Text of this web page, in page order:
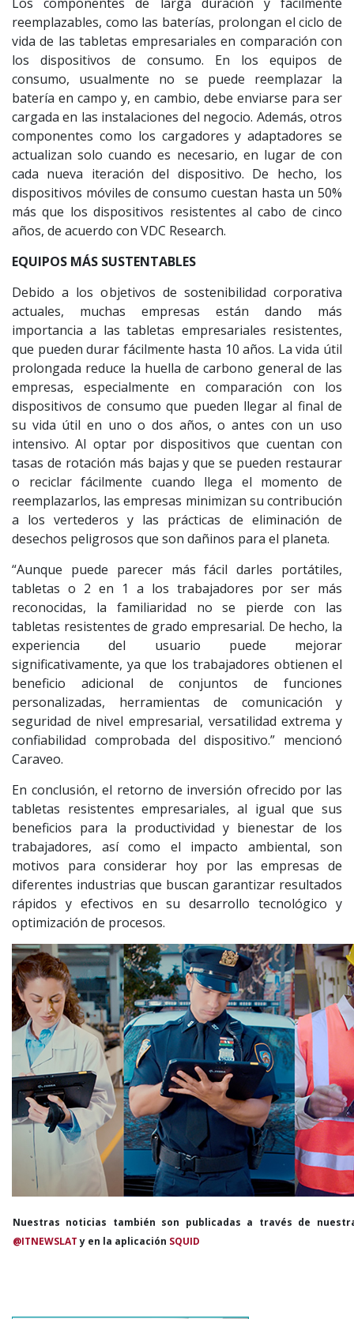
reemplazables, como las baterías, prolongan el ciclo de
vida de las tabletas empresariales en comparación con
los dispositivos de consumo. En los equipos de
consumo, usualmente no se puede reemplazar la
batería en campo y, en cambio, debe enviarse para ser
cargada en las instalaciones del negocio. Además, otros
componentes como los cargadores y adaptadores se
actualizan solo cuando es necesario, en lugar de con
cada nueva iteración del dispositivo. De hecho, los
dispositivos móviles de consumo cuestan hasta un 50%
más que los dispositivos resistentes al cabo de cinco
años, de acuerdo con VDC Research.
EQUIPOS MÁS SUSTENTABLES
Debido a los objetivos de sostenibilidad corporativa
actuales, muchas empresas están dando más
importancia a las tabletas empresariales resistentes,
que pueden durar fácilmente hasta 10 años. La vida útil
prolongada reduce la huella de carbono general de las
empresas, especialmente en comparación con los
dispositivos de consumo que pueden llegar al final de
su vida útil en uno o dos años, o antes con un uso
intensivo. Al optar por dispositivos que cuentan con
tasas de rotación más bajas y que se pueden restaurar
o reciclar fácilmente cuando llega el momento de
reemplazarlos, las empresas minimizan su contribución
a los vertederos y las prácticas de eliminación de
desechos peligrosos que son dañinos para el planeta.
“Aunque puede parecer más fácil darles portátiles,
tabletas o 2 en 1 a los trabajadores por ser más
reconocidas, la familiaridad no se pierde con las
tabletas resistentes de grado empresarial. De hecho, la
experiencia del usuario puede mejorar
significativamente, ya que los trabajadores obtienen el
beneficio adicional de conjuntos de funciones
personalizadas, herramientas de comunicación y
seguridad de nivel empresarial, versatilidad extrema y
confiabilidad comprobada del dispositivo.” mencionó
Caraveo.
En conclusión, el retorno de inversión ofrecido por las
tabletas resistentes empresariales, al igual que sus
beneficios para la productividad y bienestar de los
trabajadores, así como el impacto ambiental, son
motivos para considerar hoy por las empresas de
diferentes industrias que buscan garantizar resultados
rápidos y efectivos en su desarrollo tecnológico y
optimización de procesos.
Nuestras noticias también son publicadas a través de
@ITNEWSLATy en la aplicación SQUID